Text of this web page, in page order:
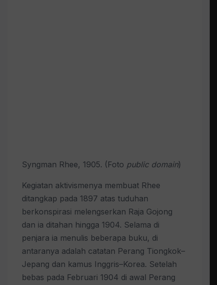
Syngman Rhee, 1905. (Foto public domain)
Kegiatan aktivismenya membuat Rhee
ditangkap pada 1897 atas tuduhan
berkonspirasi melengserkan Raja Gojong
dan ia ditahan hingga 1904. Selama di
penjara ia menulis beberapa buku, di
antaranya adalah catatan Perang Tiongkok–
Jepang dan kamus Inggris–Korea. Setelah
bebas pada Februari 1904 di awal Perang